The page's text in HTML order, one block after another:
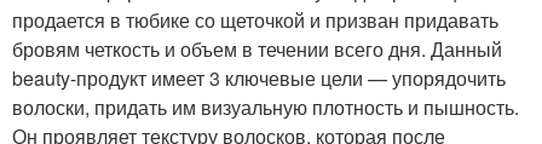
продается в тюбике со щеточкой и призван придавать
бровям четкость и объем в течении всего дня. Данный
beauty-продукт имеет 3 ключевые цели — упорядочить
волоски, придать им визуальную плотность и пышность.
Он проявляет текстуру волосков, которая после